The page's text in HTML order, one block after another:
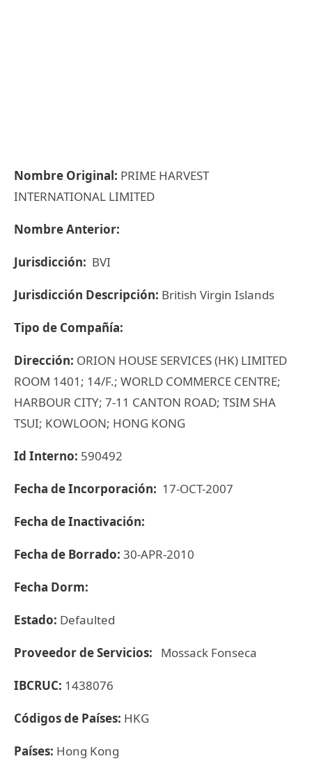
Nombre Original: PRIME HARVEST
INTERNATIONAL LIMITED
Nombre Anterior:
Jurisdicción: BVI
Jurisdicción Descripción: British Virgin Islands
Tipo de Compañía:
Dirección: ORION HOUSE SERVICES (HK) LIMITED
ROOM 1401; 14/F.; WORLD COMMERCE CENTRE;
HARBOUR CITY; 7-11 CANTON ROAD; TSIM SHA
TSUI; KOWLOON; HONG KONG
Id Interno: 590492
Fecha de Incorporación: 17-OCT-2007
Fecha de Inactivación:
Fecha de Borrado: 30-APR-2010
Fecha Dorm:
Estado: Defaulted
Proveedor de Servicios: Mossack Fonseca
IBCRUC: 1438076
Códigos de Países: HKG
Países: Hong Kong